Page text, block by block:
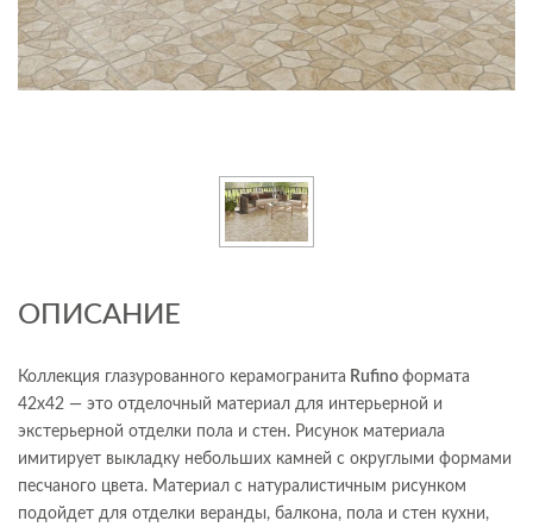
ОПИСАНИЕ
Коллекция глазурованного керамогранита Rufino формата
42х42 — это отделочный материал для интерьерной и
экстерьерной отделки пола и стен. Рисунок материала
имитирует выкладку небольших камней с округлыми формами
песчаного цвета. Материал с натуралистичным рисунком
подойдет для отделки веранды, балкона, пола и стен кухни,